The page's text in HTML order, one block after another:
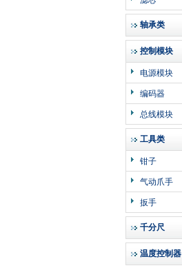
轴承类
控制模块
电源模块
编码器
总线模块
工具类
钳子
气动爪手
扳手
千分尺
温度控制器